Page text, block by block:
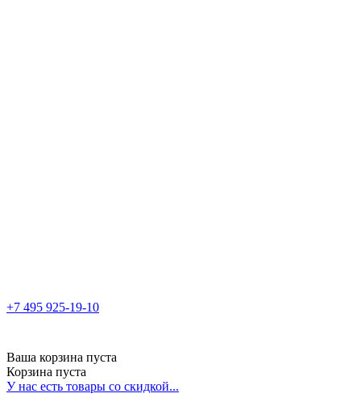
+7 495 925-19-10
Ваша корзина пуста
Корзина пуста
У нас есть товары со скидкой...